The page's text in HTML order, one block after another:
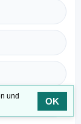
und
OK